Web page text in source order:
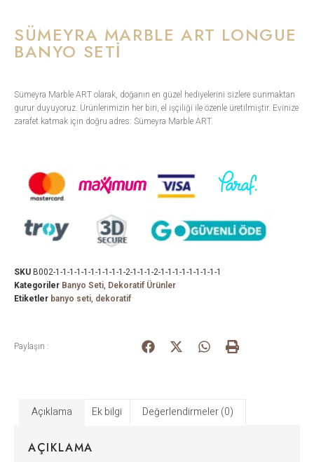
SÜMEYRA MARBLE ART LONGUE
BANYO SETI
Sümeyra Marble ART olarak, doğanın en güzel hediyelerini sizlere sunmaktan
gurur duyuyoruz. Ürünlerimizin her biri, el işçiliği ile özenle üretilmiştir. Evinize
zarafet katmak için doğru adres: Sümeyra Marble ART.
SKU B002-1-1-1-1-1-1-1-1-1-1-2-1-1-1-2-1-1-1-1-1-1-1-1-1
Kategoriler Banyo Seti, Dekoratif Ürünler
Etiketler banyo seti, dekoratif
Paylaşın :
Açıklama Ek bilgi Değerlendirmeler (0)
AÇIKLAMA